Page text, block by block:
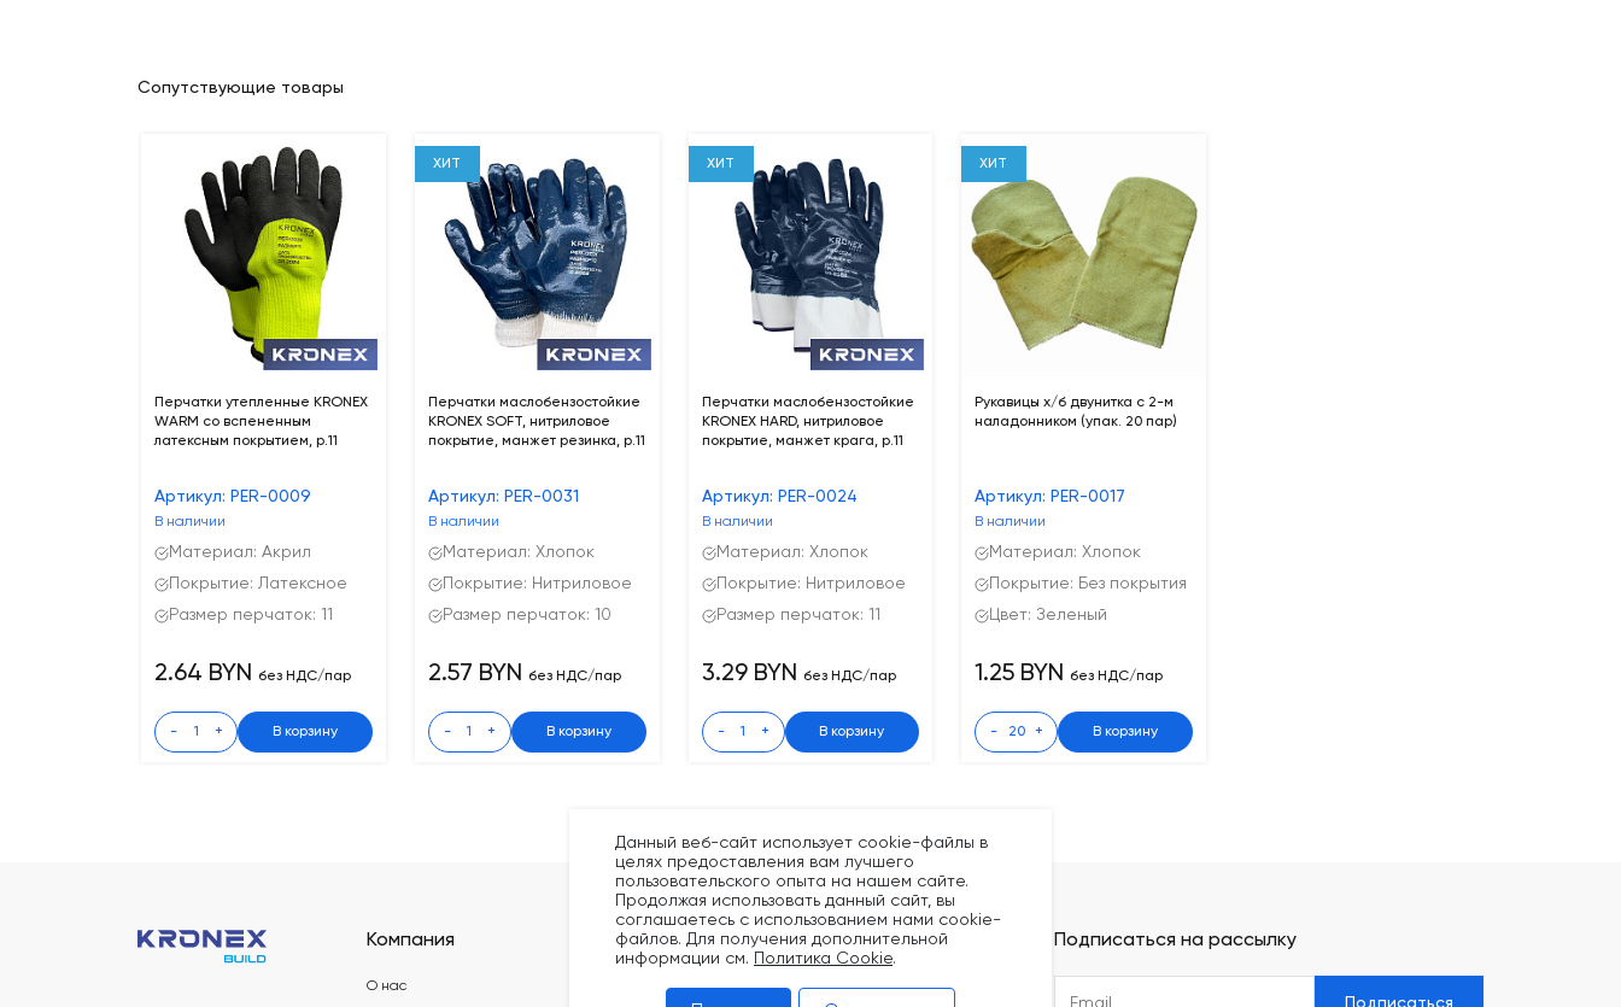
Сопутствующие товары
Перчатки утепленные KRONEX
WARM со вспененным
латексным покрытием, р.11
Артикул: PER-0009
В наличии
Материал: Акрил
Покрытие: Латексное
Размер перчаток: 11
2.64 BYN без НДС/пар
- + В корзину
ХИТ
Перчатки маслобензостойкие
KRONEX SOFT, нитриловое
покрытие, манжет резинка, р.11
Артикул: PER-0031
В наличии
Материал: Хлопок
Покрытие: Нитриловое
Размер перчаток: 10
2.57 BYN без НДС/пар
- + В корзину
ХИТ
Перчатки маслобензостойкие
KRONEX HARD, нитриловое
покрытие, манжет крага, р.11
Артикул: PER-0024
В наличии
Материал: Хлопок
Покрытие: Нитриловое
Размер перчаток: 11
3.29 BYN без НДС/пар
- + В корзину
ХИТ
Рукавицы х/б двунитка с 2-м
наладонником (упак. 20 пар)
Артикул: PER-0017
В наличии
Материал: Хлопок
Покрытие: Без покрытия
Цвет: Зеленый
1.25 BYN без НДС/пар
- + В корзину
Компания
О нас
Покупателям Контакты
+375 (44) 789-62-08
Подписаться на рассылку
Подписаться
Данный веб-сайт использует cookie-файлы в
целях предоставления вам лучшего
пользовательского опыта на нашем сайте.
Продолжая использовать данный сайт, вы
соглашаетесь с использованием нами cookie-
файлов. Для получения дополнительной
информации см.
Политика Cookie.